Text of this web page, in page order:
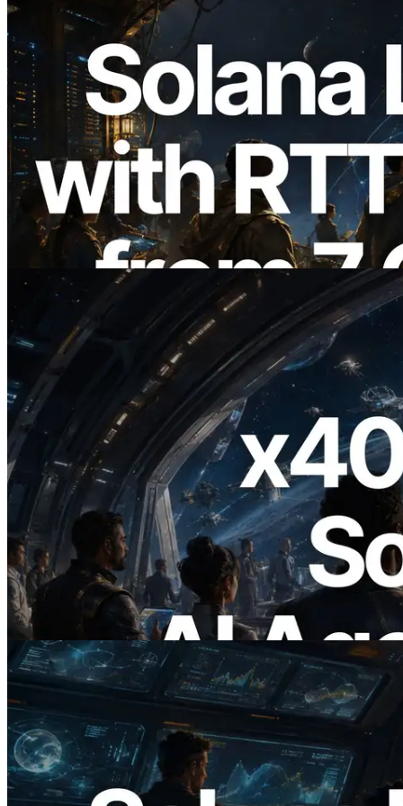
2026.08.05
ERPC amplía la Leader Slot API de
Solana con medición de ping desde 7
regiones globales — También se lanza la
Validators Information API
Leer este artículo
2026.07.04
ERPC lanza Solana RPC compatible con
x402 — La era en la que los agentes de IA
pagan bajo demanda por las API que
necesitan
Leer este artículo